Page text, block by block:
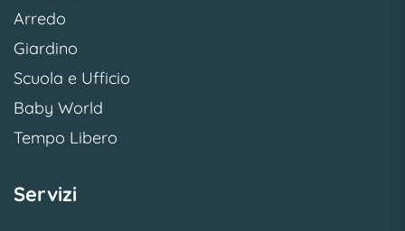
Arredo
Giardino
Scuola e Ufficio
Baby World
Tempo Libero
Servizi